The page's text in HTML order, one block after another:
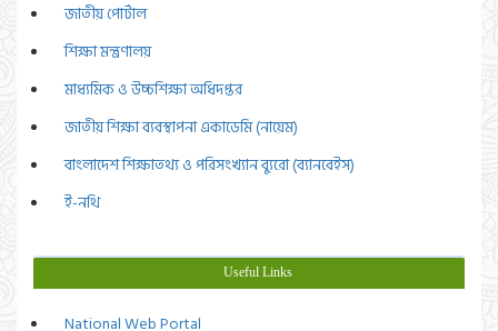
জাতীয় পোর্টাল
শিক্ষা মন্ত্রণালয়
মাধ্যমিক ও উচ্চশিক্ষা অধিদপ্তর
জাতীয় শিক্ষা ব্যবস্থাপনা একাডেমি (নায়েম)
বাংলাদেশ শিক্ষাতথ্য ও পরিসংখ্যান ব্যুরো (ব্যানবেইস)
ই-নথি
Useful Links
National Web Portal